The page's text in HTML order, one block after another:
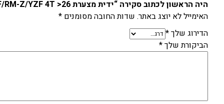
היה הראשון לכתוב סקירה “ידית מצערת KAW/SUZ/YAM KXF/RM-Z/YZF 4T >26”
האימייל לא יוצג באתר. שדות החובה מסומנים *
הדירוג שלך*
הביקורת שלך*